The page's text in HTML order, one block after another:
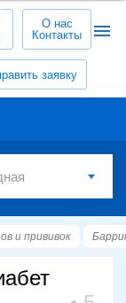
заявку
О нас
Контакты
и прививок